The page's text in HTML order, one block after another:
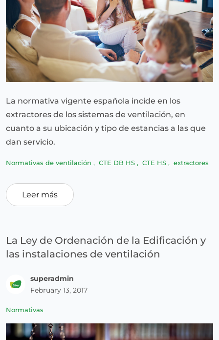
La normativa vigente española incide en los
extractores de los sistemas de ventilación, en
cuanto a su ubicación y tipo de estancias a las que
dan servicio.
Normativas de ventilación , CTE DB HS , CTE HS , extractores
Leer más
La Ley de Ordenación de la Edificación y
las instalaciones de ventilación
superadmin
February 13, 2017
Normativas